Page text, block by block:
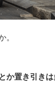
。
か置き引き